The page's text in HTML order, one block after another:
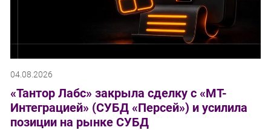
04.08.2026
«Тантор Лабс» закрыла сделку с «МТ-
Интеграцией» (СУБД «Персей») и усилила
позиции на рынке СУБД